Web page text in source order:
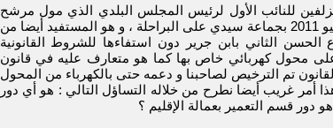
للنائب الأول لرئيس المجلس البلدي الذي مول مرشح
حزب البام في حملته خلال الانتخابات الجزئية ليوم 09 يونيو 2011 بجماعة سيدي على البراحلة ، و هو المستفيد أيضا من
الثاني بابن جرير دون استفاءها للشروط القانونية
محول كهربائي خاص بها كما هو متعارف عليه في قانون
تم الترخيص لصاحبنا و دعمه حتى بالكهرباء من المحول
أمر غريب أيضا نطرح من خلاله التساؤل التالي : هو أي دور
دور قسم التعمير بعمالة الإقليم ؟